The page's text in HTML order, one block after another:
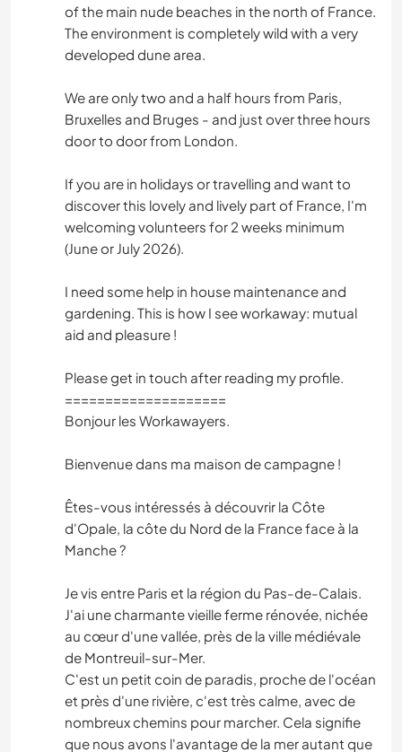
of the main nude beaches in the north of France.
The environment is completely wild with a very
developed dune area.
We are only two and a half hours from Paris,
Bruxelles and Bruges - and just over three hours
door to door from London.
If you are in holidays or travelling and want to
discover this lovely and lively part of France, I'm
welcoming volunteers for 2 weeks minimum
(June or July 2026).
I need some help in house maintenance and
gardening. This is how I see workaway: mutual
aid and pleasure !
Please get in touch after reading my profile.
====================
Bonjour les Workawayers.
Bienvenue dans ma maison de campagne !
Êtes-vous intéressés à découvrir la Côte
d'Opale, la côte du Nord de la France face à la
Manche ?
Je vis entre Paris et la région du Pas-de-Calais.
J'ai une charmante vieille ferme rénovée, nichée
au cœur d'une vallée, près de la ville médiévale
de Montreuil-sur-Mer.
C'est un petit coin de paradis, proche de l'océan
et près d'une rivière, c'est très calme, avec de
nombreux chemins pour marcher. Cela signifie
que nous avons l'avantage de la mer autant que